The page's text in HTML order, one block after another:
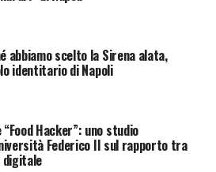
abbiamo scelto la Sirena alata,
identitario di Napoli
“Food Hacker”: uno studio
Federico II sul rapporto tra
digitale